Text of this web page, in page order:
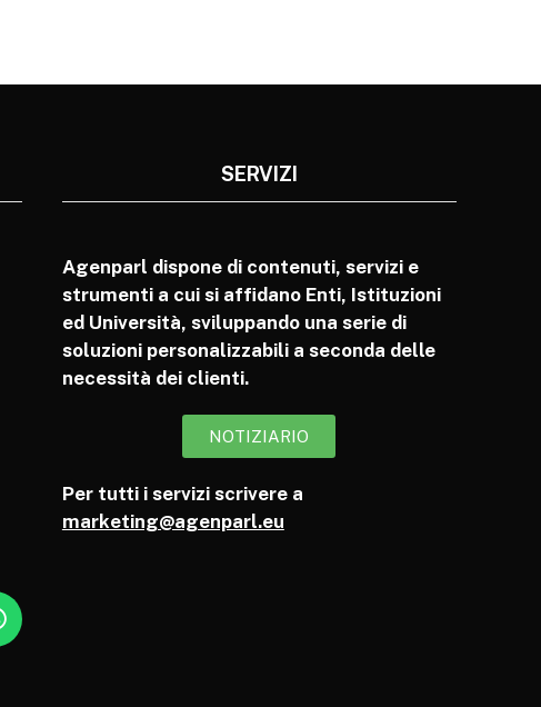
SERVIZI
Agenparl dispone di contenuti, servizi e
strumenti a cui si affidano Enti, Istituzioni
ed Università, sviluppando una serie di
soluzioni personalizzabili a seconda delle
necessità dei clienti.
NOTIZIARIO
Per tutti i servizi scrivere a
marketing@agenparl.eu